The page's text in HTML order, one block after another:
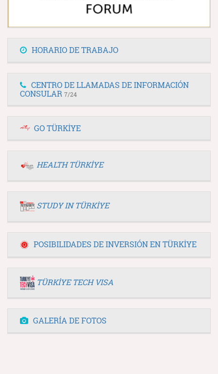
HORARIO DE TRABAJO
CENTRO DE LLAMADAS DE INFORMACIÓN
CONSULAR 7/24
GO TÜRKİYE
HEALTH TÜRKİYE
STUDY IN TÜRKİYE
POSIBILIDADES DE INVERSIÓN EN TÜRKİYE
TÜRKİYE TECH VISA
GALERÍA DE FOTOS